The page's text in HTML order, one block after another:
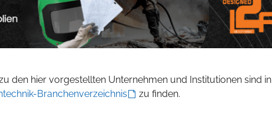
den hier vorgestellten Unternehmen und Institutionen sind in
Branchenverzeichnis zu finden.